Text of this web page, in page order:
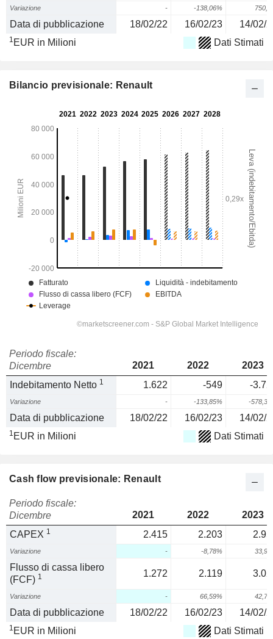
Variazione - -138,06%
Data di pubblicazione 18/02/22 16/02/23 14/02/
1 EUR in Milioni Dati Stimati
Bilancio previsionale: Renault
Periodo fiscale:
Dicembre
2021 2022
2023
Indebitamento Netto 1 1.622 -549 -
Variazione - -133,85% -
Data di pubblicazione 18/02/22 16/02/23 14/02/
1 EUR in Milioni Dati Stimati
Cash flow previsionale: Renault
Periodo fiscale:
Dicembre
2021 2022
2023
CAPEX 1 2.415 2.203
Variazione - -8,78%
Flusso di cassa libero
(FCF) 1 1.272 2.119
Variazione - 66,59%
Data di pubblicazione 18/02/22 16/02/23 14/02/
1 EUR in Milioni Dati Stimati